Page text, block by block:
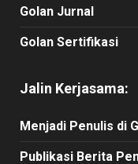
Golan Jurnal
Golan Sertifikasi
Jalin Kerjasama:
Menjadi Penulis di
Publikasi Berita